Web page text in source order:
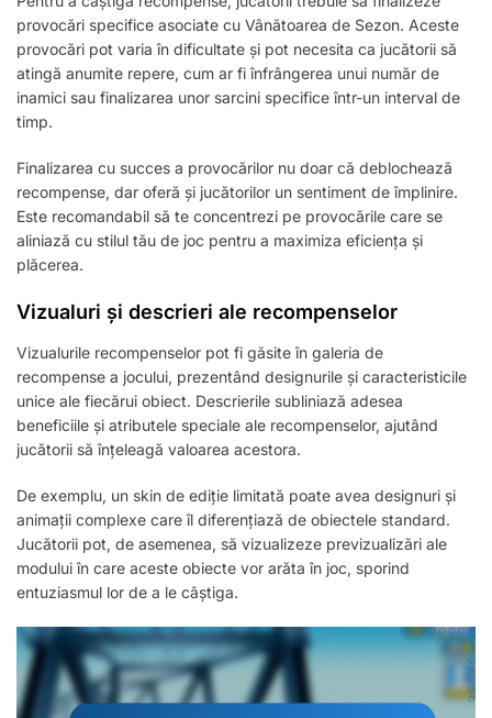
provocări specifice asociate cu Vânătoarea de Sezon. Aceste
provocări pot varia în dificultate și pot necesita ca jucătorii să
atingă anumite repere, cum ar fi înfrângerea unui număr de
inamici sau finalizarea unor sarcini specifice într-un interval de
timp.
Finalizarea cu succes a provocărilor nu doar că deblochează
recompense, dar oferă și jucătorilor un sentiment de împlinire.
Este recomandabil să te concentrezi pe provocările care se
aliniază cu stilul tău de joc pentru a maximiza eficiența și
plăcerea.
Vizualuri și descrieri ale recompenselor
Vizualurile recompenselor pot fi găsite în galeria de
recompense a jocului, prezentând designurile și caracteristicile
unice ale fiecărui obiect. Descrierile subliniază adesea
beneficiile și atributele speciale ale recompenselor, ajutând
jucătorii să înțeleagă valoarea acestora.
De exemplu, un skin de ediție limitată poate avea designuri și
animații complexe care îl diferențiază de obiectele standard.
Jucătorii pot, de asemenea, să vizualizeze previzualizări ale
modului în care aceste obiecte vor arăta în joc, sporind
entuziasmul lor de a le câștiga.